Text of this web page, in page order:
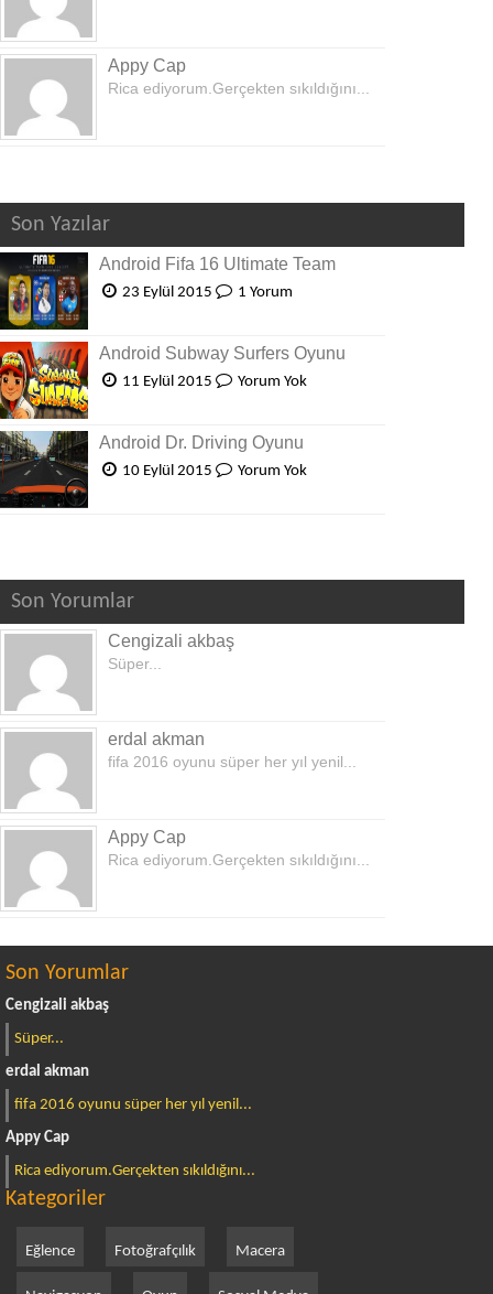
Appy Cap
Rica ediyorum.Gerçekten sıkıldığını...
Son Yazılar
Android Fifa 16 Ultimate Team
23 Eylül 2015 1 Yorum
Android Subway Surfers Oyunu
11 Eylül 2015 Yorum Yok
Android Dr. Driving Oyunu
10 Eylül 2015 Yorum Yok
Son Yorumlar
Cengizali akbaş
Süper...
erdal akman
fifa 2016 oyunu süper her yıl yenil...
Appy Cap
Rica ediyorum.Gerçekten sıkıldığını...
Son Yorumlar
Cengizali akbaş
Süper...
erdal akman
fifa 2016 oyunu süper her yıl yenil...
Appy Cap
Rica ediyorum.Gerçekten sıkıldığını...
Kategoriler
Eğlence Fotoğrafçılık Macera